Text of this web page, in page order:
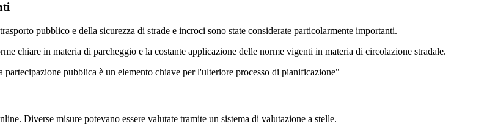
pubblico e della sicurezza di strade e incroci sono state considerate particolarmente importanti.
chiare in materia di parcheggio e la costante applicazione delle norme vigenti in materia di circolazione stradale.
pubblica è un elemento chiave per l'ulteriore processo di pianificazione"
Diverse misure potevano essere valutate tramite un sistema di valutazione a stelle.